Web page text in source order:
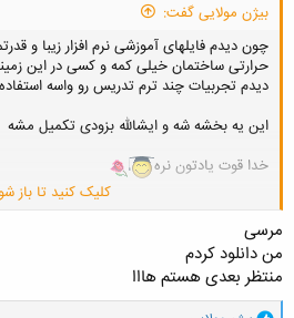
بیژن مولایی گفت:
چون دیدم فایلهای آموزشی نرم افزار زیبا و
حرارتی ساختمان خیلی کمه و کسی در این
دیدم تجربیات چند ترم تدریس رو واسه
این یه بخشه شه و ایشالله بزودی تکمیل مشه
خدا قوت یادتون نره
Hap_carrier_Learning_Part
_1.pdf.html
کلیک کنید تا باز
مرسی
من دانلود کردم
منتظر بعدی هستم هااا